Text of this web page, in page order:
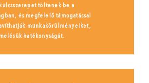
töltenek be a
és megfelelő támogatással
munkakörülményeiket,
hatékonyságát.